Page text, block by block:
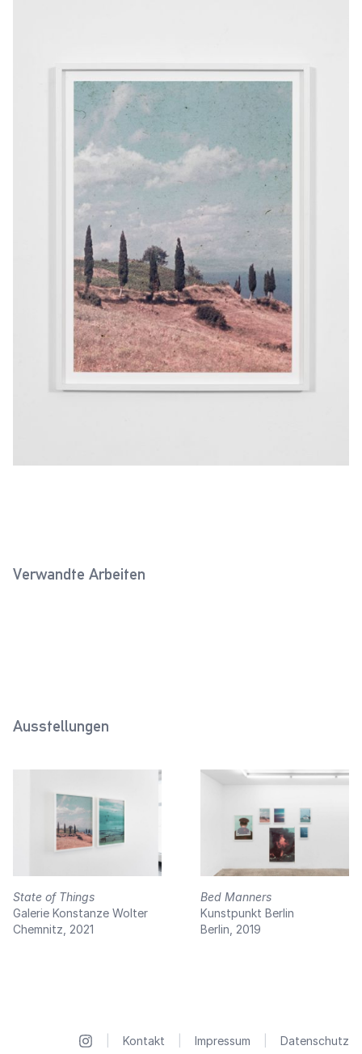
Verwandte Arbeiten
Ausstellungen
State of Things
Galerie Konstanze Wolter
Chemnitz, 2021
Bed Manners
Kunstpunkt Berlin
Berlin, 2019
Kontakt Impressum Datenschutz